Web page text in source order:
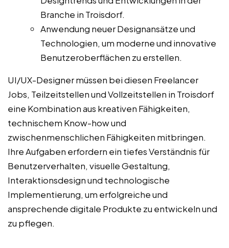
Branche in Troisdorf.
Anwendung neuer Designansätze und
Technologien, um moderne und innovative
Benutzeroberflächen zu erstellen.
UI/UX-Designer müssen bei diesen Freelancer
Jobs, Teilzeitstellen und Vollzeitstellen in Troisdorf
eine Kombination aus kreativen Fähigkeiten,
technischem Know-how und
zwischenmenschlichen Fähigkeiten mitbringen.
Ihre Aufgaben erfordern ein tiefes Verständnis für
Benutzerverhalten, visuelle Gestaltung,
Interaktionsdesign und technologische
Implementierung, um erfolgreiche und
ansprechende digitale Produkte zu entwickeln und
zu pflegen.